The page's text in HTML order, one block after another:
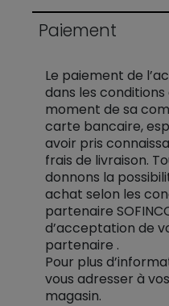
Paiement
Le paiement de
dans les
moment de sa
carte bancaire,
avoir pris
frais de livraison.
donnons la
achat selon les
partenaire
d’acceptation de
partenaire .
Pour plus
vous adresser à
magasin.